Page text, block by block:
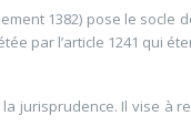
1382) pose le
par l’article 1241 qui
jurisprudence. Il vise à